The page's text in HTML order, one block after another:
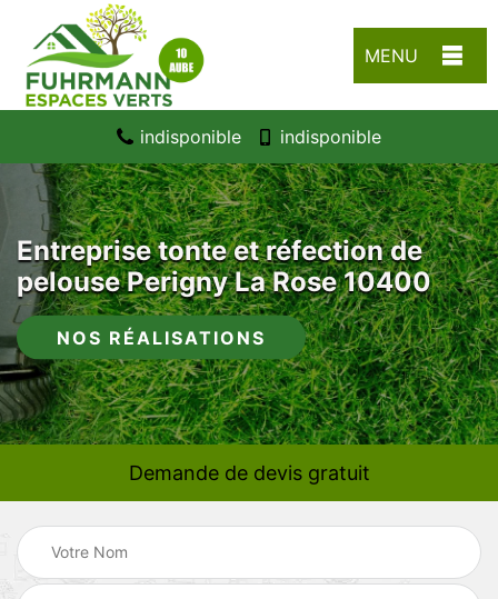
MENU
indisponible indisponible
Entreprise tonte et réfection de
pelouse Perigny La Rose 10400
NOS RÉALISATIONS
Demande de devis gratuit